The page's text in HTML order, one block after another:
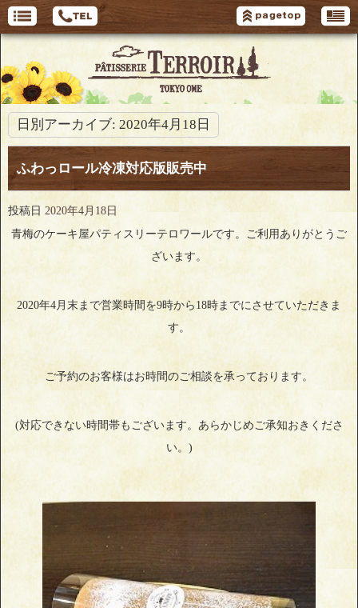
日別アーカイブ: 2020年4月18日
ふわっロール冷凍対応版販売中
投稿日 2020年4月18日
青梅のケーキ屋パティスリーテロワールです。ご利用ありがとうご
ざいます。
2020年4月末まで営業時間を9時から18時までにさせていただきま
す。
ご予約のお客様はお時間のご相談を承っております。
(対応できない時間帯もございます。あらかじめご承知おきくださ
い。)